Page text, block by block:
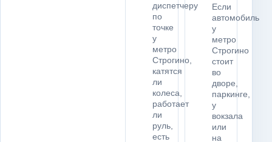
диспетчеру
по
точке
у
метро
Строгино,
катятся
ли
колеса,
работает
ли
руль,
есть
Если
автомобиль
у
метро
Строгино
стоит
во
дворе,
паркинге,
у
вокзала
или
на